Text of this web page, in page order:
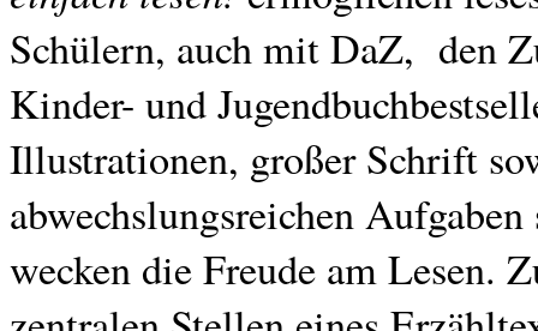
Schülern, auch mit DaZ, den
Kinder- und
Illustrationen, großer Schrift
abwechslungsreichen
wecken die Freude am Lesen.